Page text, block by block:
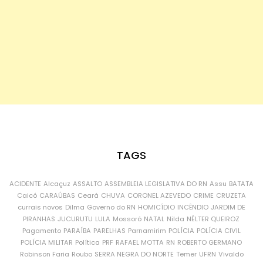
TAGS
ACIDENTE Alcaçuz ASSALTO ASSEMBLEIA LEGISLATIVA DO RN Assu BATATA
Caicó CARAÚBAS Ceará CHUVA CORONEL AZEVEDO CRIME CRUZETA
currais novos Dilma Governo do RN HOMICÍDIO INCÊNDIO JARDIM DE
PIRANHAS JUCURUTU LULA Mossoró NATAL Nilda NÉLTER QUEIROZ
Pagamento PARAÍBA PARELHAS Parnamirim POLÍCIA POLÍCIA CIVIL
POLÍCIA MILITAR Política PRF RAFAEL MOTTA RN ROBERTO GERMANO
Robinson Faria Roubo SERRA NEGRA DO NORTE Temer UFRN Vivaldo